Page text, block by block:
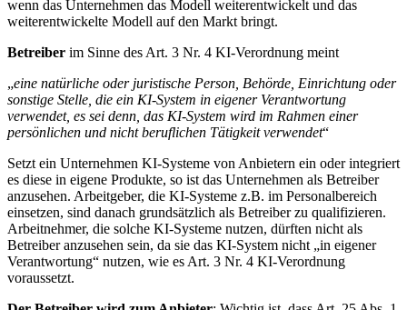
wenn das Unternehmen das Modell weiterentwickelt und das
weiterentwickelte Modell auf den Markt bringt.
Betreiber im Sinne des Art. 3 Nr. 4 KI-Verordnung meint
„eine natürliche oder juristische Person, Behörde, Einrichtung oder
sonstige Stelle, die ein KI‑System in eigener Verantwortung
verwendet, es sei denn, das KI‑System wird im Rahmen einer
persönlichen und nicht beruflichen Tätigkeit verwendet“
Setzt ein Unternehmen KI-Systeme von Anbietern ein oder integriert
es diese in eigene Produkte, so ist das Unternehmen als Betreiber
anzusehen. Arbeitgeber, die KI-Systeme z.B. im Personalbereich
einsetzen, sind danach grundsätzlich als Betreiber zu qualifizieren.
Arbeitnehmer, die solche KI-Systeme nutzen, dürften nicht als
Betreiber anzusehen sein, da sie das KI-System nicht „in eigener
Verantwortung“ nutzen, wie es Art. 3 Nr. 4 KI-Verordnung
voraussetzt.